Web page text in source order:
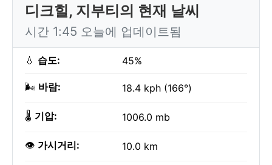
디크힐, 지부티의 현재 날씨
시간 1:45 오늘에 업데이트됨
💧 습도: 45%
🌬️ 바람: 18.4 kph (166°)
🌡️ 기압: 1006.0 mb
👁️ 가시거리: 10.0 km